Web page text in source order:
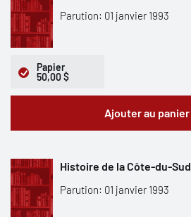
Parution: 01 janvier 1993
Papier
50,00 $
Ajouter au panier
Histoire de la Côte-du-Sud
Parution: 01 janvier 1993